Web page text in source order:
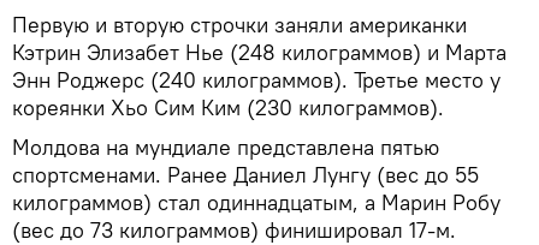
Первую и вторую строчки заняли американки
Кэтрин Элизабет Нье (248 килограммов) и Марта
Энн Роджерс (240 килограммов). Третье место у
кореянки Хьо Сим Ким (230 килограммов).
Молдова на мундиале представлена пятью
спортсменами. Ранее Даниел Лунгу (вес до 55
килограммов) стал одиннадцатым, а Марин Робу
(вес до 73 килограммов) финишировал 17-м.